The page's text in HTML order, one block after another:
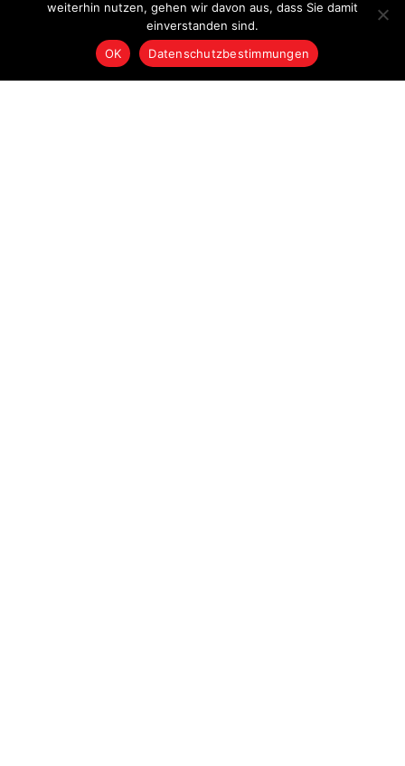
weiterhin nutzen, gehen wir davon aus, dass Sie damit
einverstanden sind.
OK
Datenschutzbestimmungen